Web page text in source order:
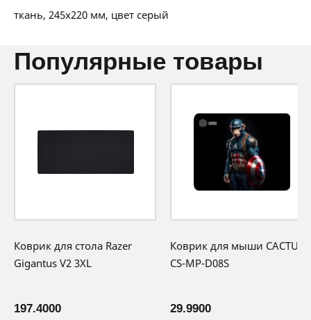
36 мес:1 BYN/мес
12 месяцев официальной гарантии от
ткань, 245x220 мм, цвет серый
популярные товары
Коврик для стола Razer
Gigantus V2 3XL
197.4000
Коврик для мыши CACTUS
CS-MP-D08S
29.9900